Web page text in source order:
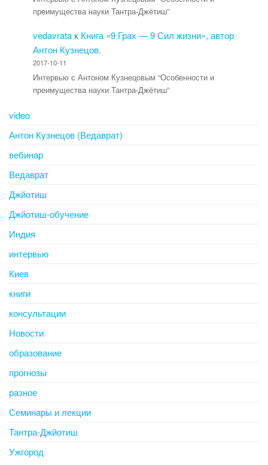
преимущества науки Тантра-Джётиш”
vedavrata к Книга «9 Грах — 9 Сил жизни», автор
Антон Кузнецов.
2017-10-11
Интервью с Антоном Кузнецовым “Особенности и
преимущества науки Тантра-Джётиш”
video
Антон Кузнецов (Ведаврат)
вебинар
Ведаврат
Джйотиш
Джйотиш-обучение
Индия
интервью
Киев
книги
консультации
Новости
образование
прогнозы
разное
Семинары и лекции
Тантра-Джйотиш
Ужгород